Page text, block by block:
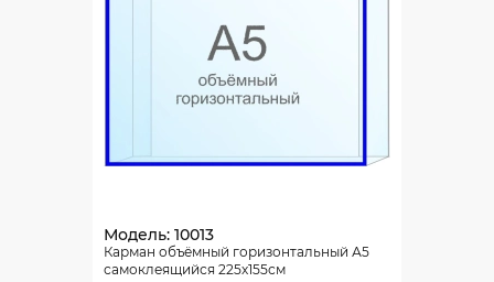
Модель: 10013
Карман объёмный горизонтальный А5
самоклеящийся 225х155см